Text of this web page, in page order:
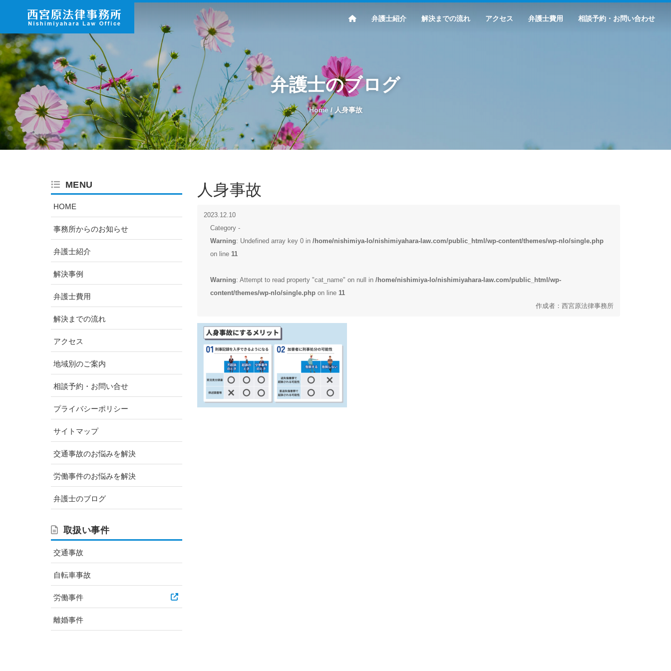
弁護士紹介 解決までの流れ アクセス 弁護士費用 相談予約・お問い合わせ
弁護士のブログ
Home/ 人身事故
人身事故
2023.12.10
Category -
Warning: Undefined array key 0 in /home/nishimiya-lo/nishimiyahara-law.com/public_html/wp-content/themes/wp-nlo/single.php
on line 11
Warning: Attempt to read property "cat_name" on null in /home/nishimiya-lo/nishimiyahara-law.com/public_html/wp-
content/themes/wp-nlo/single.phpon line 11
作成者：西宮原法律事務所
MENU
HOME
事務所からのお知らせ
弁護士紹介
解決事例
弁護士費用
解決までの流れ
アクセス
地域別のご案内
相談予約・お問い合せ
プライバシーポリシー
サイトマップ
交通事故のお悩みを解決
労働事件のお悩みを解決
弁護士のブログ
取扱い事件
交通事故
自転車事故
労働事件
離婚事件